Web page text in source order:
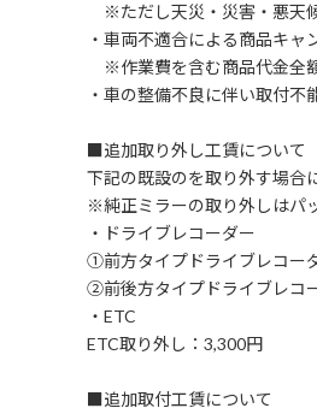
※ただし天災・災害・悪天
・車両不適合による商品キャ
※作業費を含む商品代金全
・車の整備不良に伴い取付不
■追加取り外し工賃について
下記の既設のを取り外す場合
※純正ミラーの取り外しはパ
・ドライブレコーダー
①前方タイプドライブレコー
②前後方タイプドライブレコ
・ETC
ETC取り外し：3,300円
■追加取付工賃について